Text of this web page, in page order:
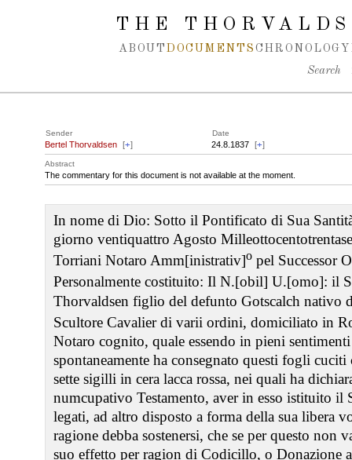
Spring navigation over
THE
ABOUT DOCUMENTS CHRONOLOGY
Search
Sender Date
Bertel Thorvaldsen [+] 24.8.1837 [+]
Abstract
The commentary for this document is not available at the moment.
In nome di Dio: Sotto il Pontificato di Sua
giorno ventiquattro Agosto
Torriani Notaro Amm[inistrativ]o pel Successor
Personalmente costituito: Il N.[obil] U.[omo]: il
Thorvaldsen figlio del defunto Gotscalch nativo
Scultore Cavalier di varii ordini, domiciliato in
Notaro cognito, quale essendo in pieni
spontaneamente ha consegnato questi fogli
sette sigilli in cera lacca rossa, nei quali ha
numcupativo Testamento, aver in esso istituito il
legati, ad altro disposto a forma della sua libera
ragione debba sostenersi, che se per questo non
suo effetto per ragion di Codicillo, o Donazione